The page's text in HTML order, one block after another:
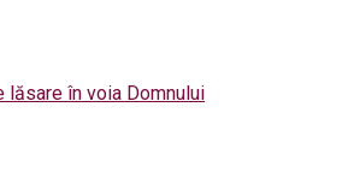
lăsare în voia Domnului